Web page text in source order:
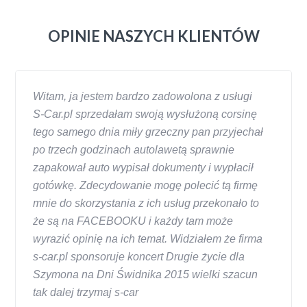
OPINIE NASZYCH KLIENTÓW
Witam, ja jestem bardzo zadowolona z usługi
S-Car.pl sprzedałam swoją wysłużoną corsinę
tego samego dnia miły grzeczny pan przyjechał
po trzech godzinach autolawetą sprawnie
zapakował auto wypisał dokumenty i wypłacił
gotówkę. Zdecydowanie mogę polecić tą firmę
mnie do skorzystania z ich usług przekonało to
że są na FACEBOOKU i każdy tam może
wyrazić opinię na ich temat. Widziałem że firma
s-car.pl sponsoruje koncert Drugie życie dla
Szymona na Dni Świdnika 2015 wielki szacun
tak dalej trzymaj s-car